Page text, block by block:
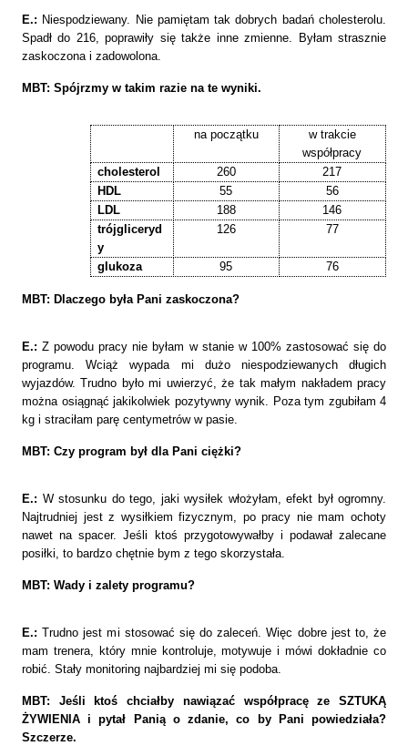
E.: Niespodziewany. Nie pamiętam tak dobrych badań cholesterolu.
Spadł do 216, poprawiły się także inne zmienne. Byłam strasznie
zaskoczona i zadowolona.
MBT: Spójrzmy w takim razie na te wyniki.
na początku
w trakcie
współpracy
cholesterol
260
217
HDL
55
56
LDL
188
146
trójgliceryd
y
126 77
glukoza 95 76
MBT: Dlaczego była Pani zaskoczona?
E.: Z powodu pracy nie byłam w stanie w 100% zastosować się do
programu. Wciąż wypada mi dużo niespodziewanych długich
wyjazdów. Trudno było mi uwierzyć, że tak małym nakładem pracy
można osiągnąć jakikolwiek pozytywny wynik. Poza tym zgubiłam 4
kg i straciłam parę centymetrów w pasie.
MBT: Czy program był dla Pani ciężki?
E.: W stosunku do tego, jaki wysiłek włożyłam, efekt był ogromny.
Najtrudniej jest z wysiłkiem fizycznym, po pracy nie mam ochoty
nawet na spacer. Jeśli ktoś przygotowywałby i podawał zalecane
posiłki, to bardzo chętnie bym z tego skorzystała.
MBT: Wady i zalety programu?
E.: Trudno jest mi stosować się do zaleceń. Więc dobre jest to, że
mam trenera, który mnie kontroluje, motywuje i mówi dokładnie co
robić. Stały monitoring najbardziej mi się podoba.
MBT: Jeśli ktoś chciałby nawiązać współpracę ze SZTUKĄ
ŻYWIENIA i pytał Panią o zdanie, co by Pani powiedziała?
Szczerze.